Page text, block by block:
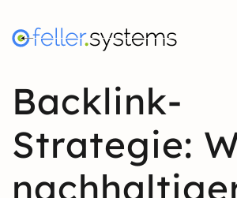
Backlink-
Strategie: